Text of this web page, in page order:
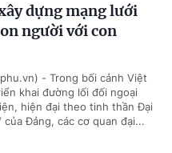
dựng mạng lưới
người với con
- Trong bối cảnh Việt
khai đường lối đối ngoại
hiện đại theo tinh thần Đại
của Đảng, các cơ quan đại...